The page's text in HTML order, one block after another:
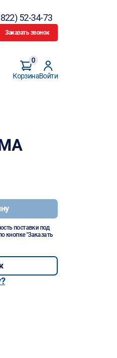
52-34-73
Заказать звонок
Корзина
0
Войти
поставки под
кнопке "Заказать